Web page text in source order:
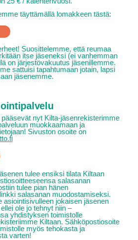
täyttämällä lomakkeen tästä:
Suosittelemme, että reumaa
itse jäseneksi (ei vanhemman
on järjestövakuutus jäsenillemme.
sattuisi tapahtumaan jotain, lapsi
jäsenemme.
nyt Kilta-jäsenrekisterimme
muokkaamaan ja
Sivuston osoite on
tulee ensiksi tilata Kiltaan
salasanan
tulee pian hänen
salasanan muodostamiseksi.
asiointisivulleen jokaisen jäsenen
ole jo tehnyt niin –
yhdistyksen toimistolle
Kiltaan. Sähköpostiosoite
myös tehokasta ja
varten!